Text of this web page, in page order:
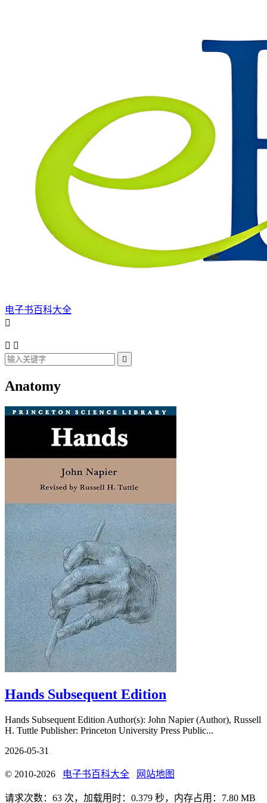
电子书百科大全

 

Anatomy
Hands Subsequent Edition
Hands Subsequent Edition Author(s): John Napier (Author), Russell
H. Tuttle Publisher: Princeton University Press Public...
2026-05-31
© 2010-2026 电子书百科大全 网站地图
请求次数：63 次，加载用时：0.379 秒，内存占用：7.80 MB